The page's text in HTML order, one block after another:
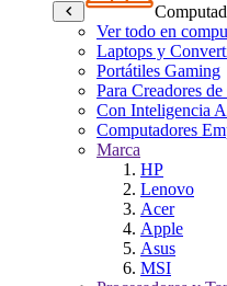
Ver todo en
Laptops y
Portátiles Gaming
Para Creadores
Con Inteligencia
Computadores
Marca
HP
Lenovo
Acer
Apple
Asus
MSI